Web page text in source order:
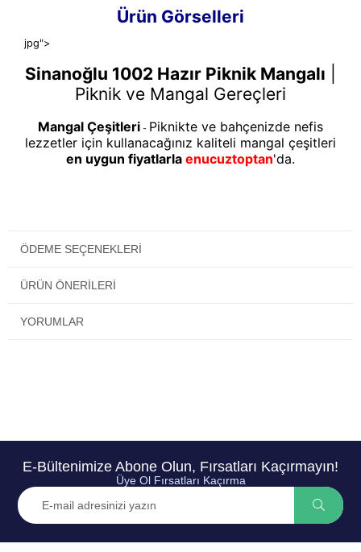
Ürün Görselleri
jpg">
Sinanoğlu 1002 Hazır Piknik Mangalı
Piknik ve Mangal Gereçleri
Mangal Çeşitleri - Piknikte ve bahçenizde nefis
lezzetler için kullanacağınız kaliteli mangal çeşitleri
en uygun fiyatlarla enucuztoptan'da.
ÖDEME SEÇENEKLERI
ÜRÜN ÖNERILERI
YORUMLAR
E-Bültenimize Abone Olun, Fırsatları Kaçırmayın!
Üye Ol Fırsatları Kaçırma